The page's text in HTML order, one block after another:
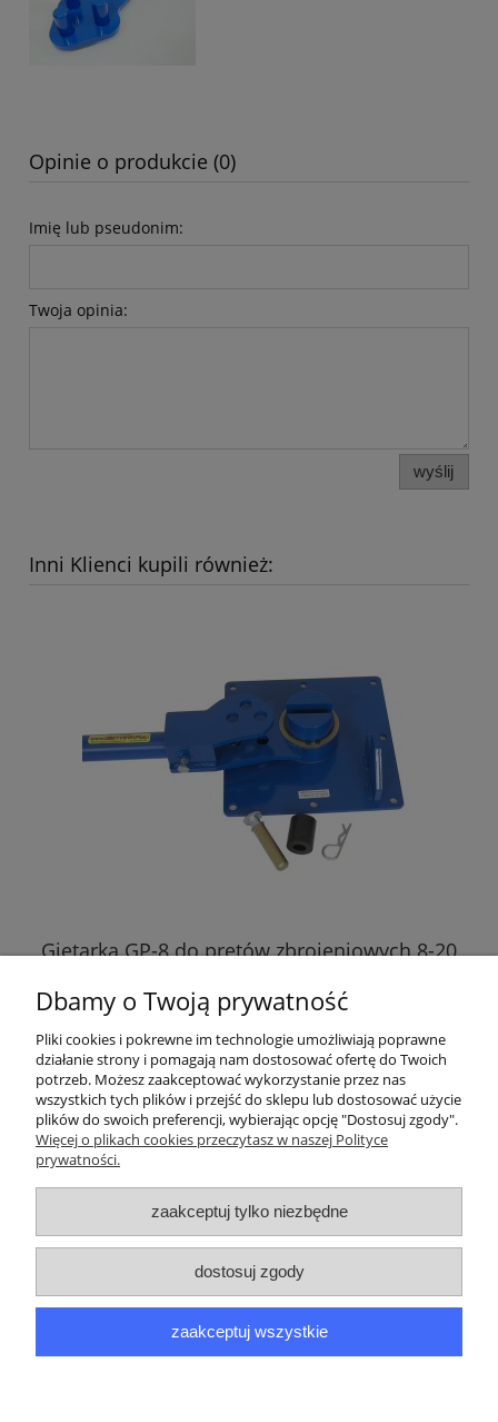
Opinie o produkcie (0)
Imię lub pseudonim:
Twoja opinia:
wyślij
Inni Klienci kupili również:
Giętarka GP-8 do prętów zbrojeniowych 8-20
580,00 zł
Moje konto
O nas
Dane kontaktowe
Sklep internetowy PPM Paweł Achranowicz | ul. Elbląska 113, 80-
718 Gdańsk |shop@gietarka.eu|693520120| NIP: 5832517259 |
Dbamy o Twoją prywatność
Pliki cookies i pokrewne im technologie umożliwiają poprawne
działanie strony i pomagają nam dostosować ofertę do Twoich
potrzeb. Możesz zaakceptować wykorzystanie przez nas
wszystkich tych plików i przejść do sklepu lub dostosować użycie
plików do swoich preferencji, wybierając opcję "Dostosuj zgody".
Więcej o plikach cookies przeczytasz w naszej Polityce
prywatności.
zaakceptuj tylko niezbędne
dostosuj zgody
zaakceptuj wszystkie